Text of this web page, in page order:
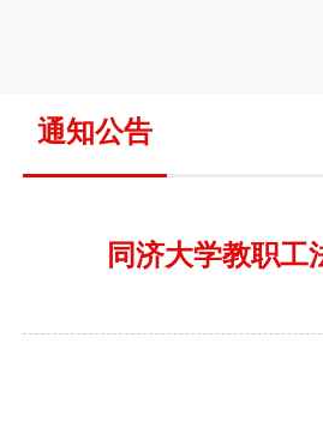
通知公告
同济大学教职工